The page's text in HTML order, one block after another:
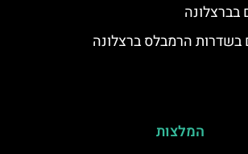
בשדרות הרמבלס ברצלונה
המלצות